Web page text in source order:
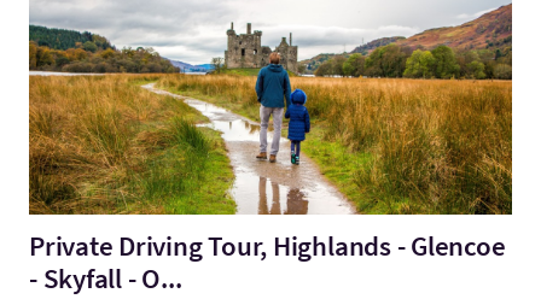
Private Driving Tour, Highlands - Glencoe
- Skyfall - O...